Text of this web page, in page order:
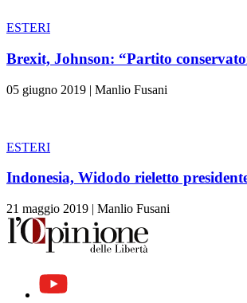
ESTERI
Brexit, Johnson: “Partito
05 giugno 2019 | Manlio Fusani
ESTERI
Indonesia, Widodo rieletto
21 maggio 2019 | Manlio Fusani